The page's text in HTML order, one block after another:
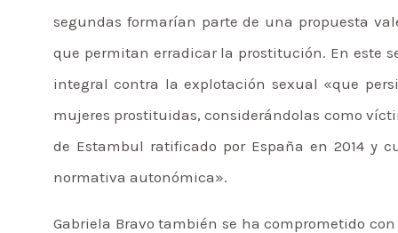
segundas formarían parte de una propuesta
que permitan erradicar la prostitución. En este
integral contra la explotación sexual «que
mujeres prostituidas, considerándolas como
de Estambul ratificado por España en 2014 y
normativa autonómica».
Gabriela Bravo también se ha comprometido